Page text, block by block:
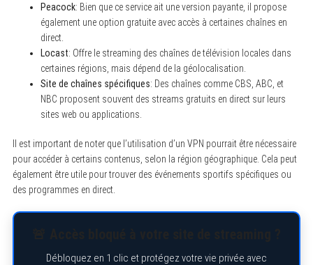
Peacock: Bien que ce service ait une version payante, il propose
également une option gratuite avec accès à certaines chaînes en
direct.
Locast: Offre le streaming des chaînes de télévision locales dans
certaines régions, mais dépend de la géolocalisation.
Site de chaînes spécifiques: Des chaînes comme CBS, ABC, et
NBC proposent souvent des streams gratuits en direct sur leurs
sites web ou applications.
Il est important de noter que l’utilisation d’un VPN pourrait être nécessaire
pour accéder à certains contenus, selon la région géographique. Cela peut
également être utile pour trouver des événements sportifs spécifiques ou
des programmes en direct.
Débloquez en 1 clic et protégez votre vie privée avec